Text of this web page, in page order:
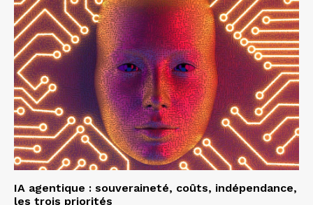
IA agentique : souveraineté, coûts, indépendance,
les trois priorités